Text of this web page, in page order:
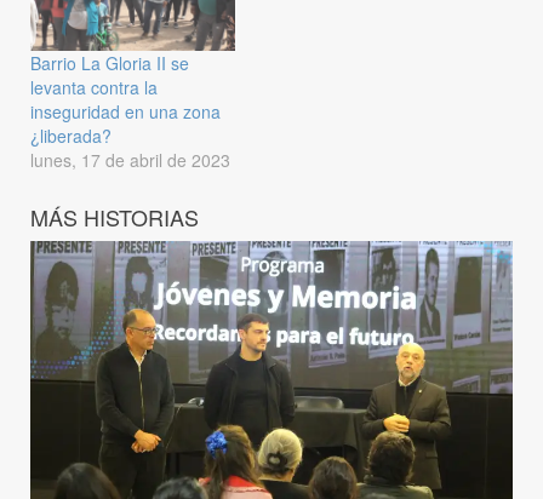
Barrio La Gloria II se
levanta contra la
inseguridad en una zona
¿liberada?
lunes, 17 de abril de 2023
MÁS HISTORIAS